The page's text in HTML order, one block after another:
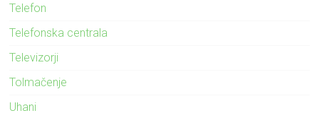
Telefon
Telefonska centrala
Televizorji
Tolmačenje
Uhani